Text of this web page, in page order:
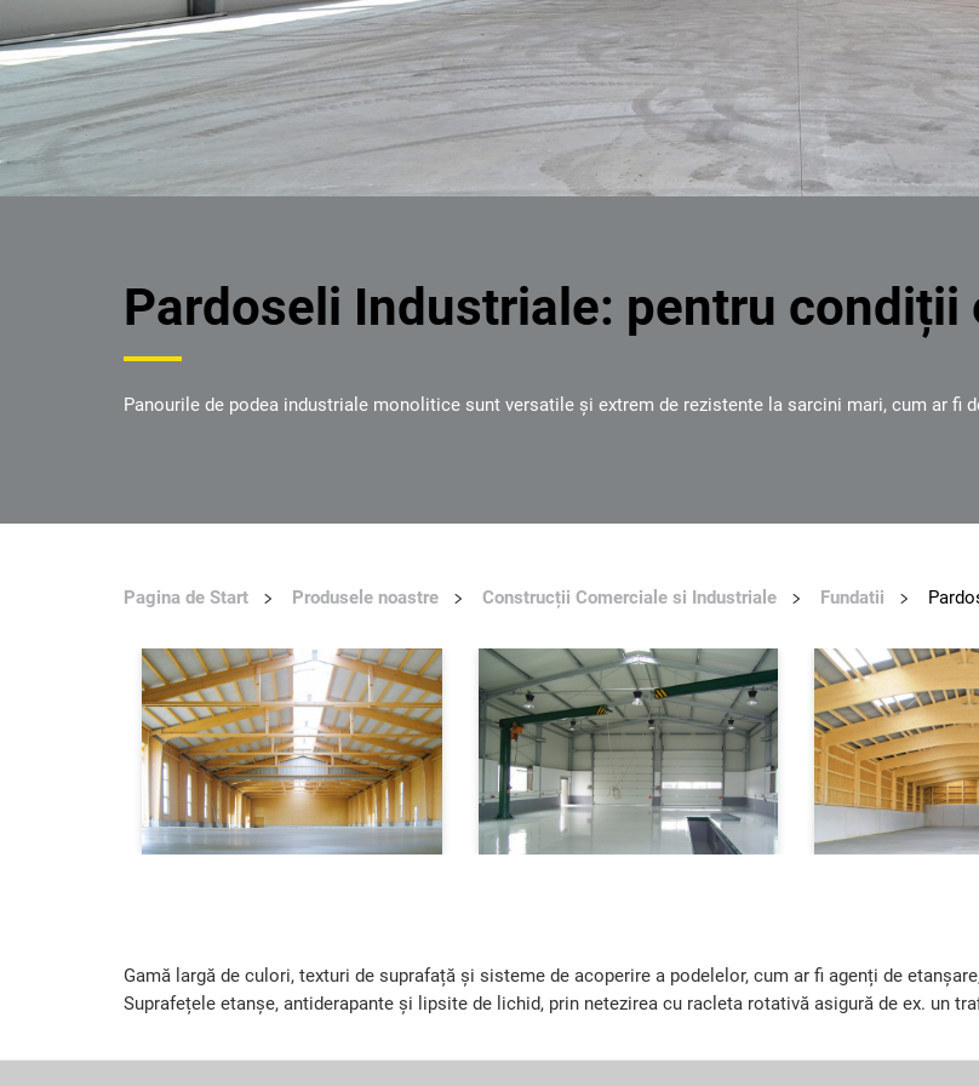
Pardoseli Industriale: pentru condiții
Panourile de podea industriale monolitice sunt versatile și extrem de rezistente la sarcini mari, cum ar fi
Pagina de Start Produsele noastre Construcții Comerciale si Industriale Fundatii
Gamă largă de culori, texturi de suprafață și sisteme de acoperire a podelelor, cum ar fi agenți de
Suprafețele etanșe, antiderapante și lipsite de lichid, prin netezirea cu racleta rotativă asigură de ex. un